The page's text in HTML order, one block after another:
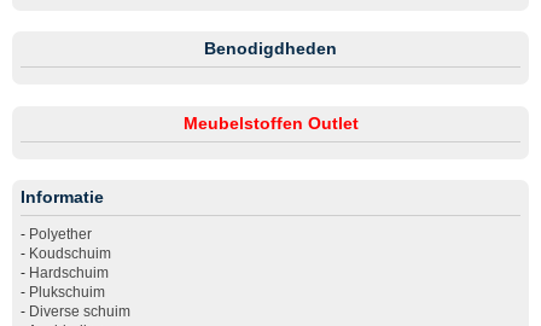
Benodigdheden
Meubelstoffen Outlet
Informatie
- Polyether
- Koudschuim
- Hardschuim
- Plukschuim
- Diverse schuim